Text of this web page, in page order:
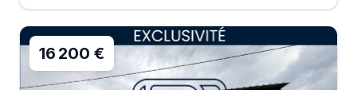
16 200 €